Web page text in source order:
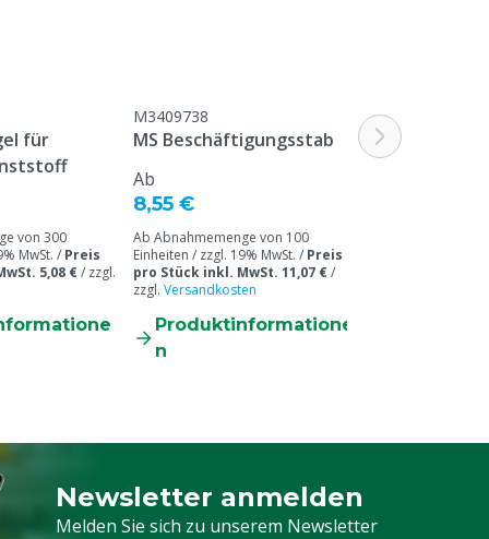
für
von 300
MwSt. / Preis
5,08 €/ zzgl.
M3409738
MS Beschäftigungsstab
Ab
8,55 €
Ab Abnahmemenge von 100
Einheiten / zzgl. 19% MwSt. / Preis
pro Stück inkl. MwSt. 11,07 €/
zzgl. Versandkosten
Produktinformatione
n
Newsletter anmelden
Melden Sie sich zu unserem Newsletter
Melden Sie sich für unseren Newsletter